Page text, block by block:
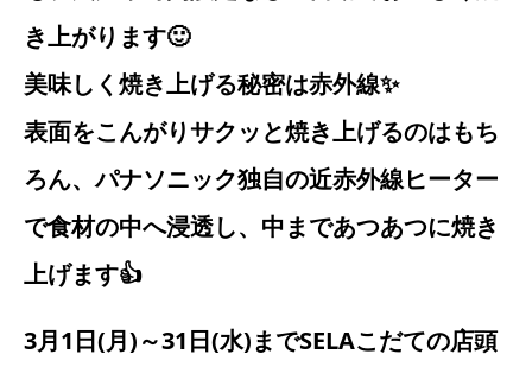
き上がります🙂
美味しく焼き上げる秘密は赤外線✨
表面をこんがりサクッと焼き上げるのはもち
ろん、パナソニック独自の近赤外線ヒーター
で食材の中へ浸透し、中まであつあつに焼き
上げます👍
3月1日(月)～31日(水)までSELAこだての店頭